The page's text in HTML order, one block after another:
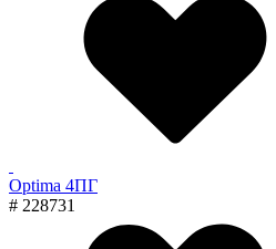
Optima 4ПГ
# 228731